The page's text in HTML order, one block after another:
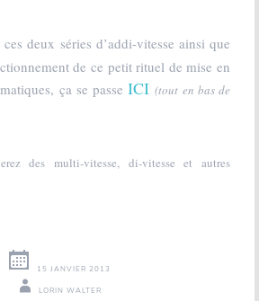
deux séries d’addi-vitesse ainsi que
de ce petit rituel de mise en
ça se passeICI (tout en bas de
des multi-vitesse, di-vitesse et autres
15 JANVIER 2013
LORIN WALTER